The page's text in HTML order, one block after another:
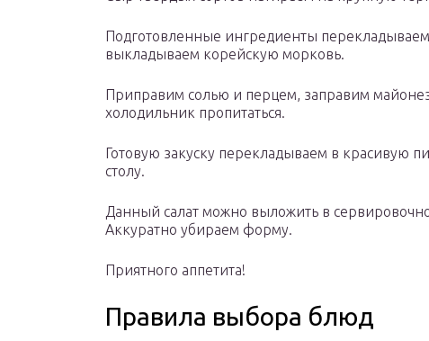
Подготовленные ингредиенты
выкладываем корейскую морковь.
Приправим солью и перцем, заправим
холодильник пропитаться.
Готовую закуску перекладываем в красивую
столу.
Данный салат можно выложить в
Аккуратно убираем форму.
Приятного аппетита!
Правила выбора блюд